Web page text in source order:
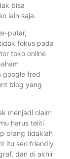
bisa
lain saja.
putar,
fokus pada
toko online
google fred
blog yang
menjadi claim
harus teliti
orang tidaklah
itu seo friendly
dan di akhir